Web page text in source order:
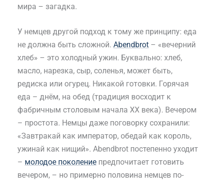
мира – загадка.
У немцев другой подход к тому же принципу: еда
не должна быть сложной. Abendbrot – «вечерний
хлеб» – это холодный ужин. Буквально: хлеб,
масло, нарезка, сыр, соленья, может быть,
редиска или огурец. Никакой готовки. Горячая
еда – днём, на обед (традиция восходит к
фабричным столовым начала XX века). Вечером
– простота. Немцы даже поговорку сохранили:
«Завтракай как император, обедай как король,
ужинай как нищий». Abendbrot постепенно уходит
– молодое поколение предпочитает готовить
вечером, – но примерно половина немцев по-